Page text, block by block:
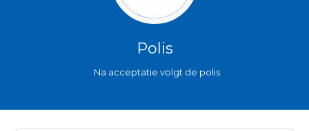
Polis
Na acceptatie volgt de polis